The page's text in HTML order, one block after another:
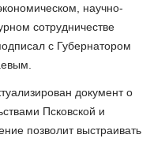
научно-
сотрудничестве
с Губернатором
документ о
Псковской и
позволит выстраивать